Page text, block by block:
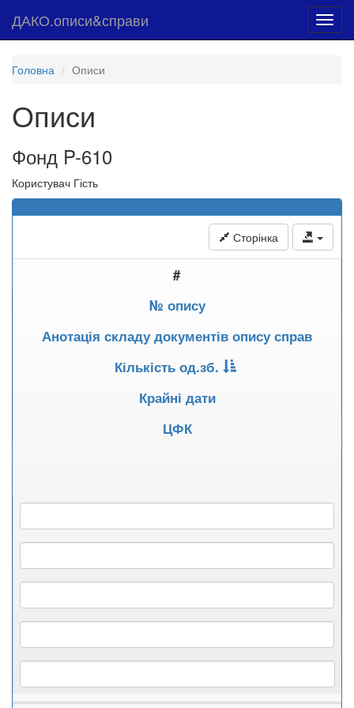
ДАКО.описи&справи
Головна Описи
Описи
Фонд P-610
Користувач Гість
Сторінка
#
№ опису
Анотація складу документів опису справ
Кількість од.зб.
Крайні дати
ЦФК